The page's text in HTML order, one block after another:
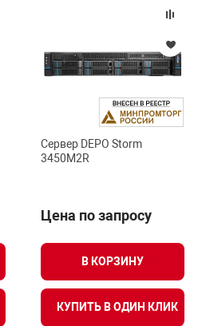
Сервер DEPO Storm
3450M2R
Цена по запросу
В КОРЗИНУ
КУПИТЬ В ОДИН КЛИК